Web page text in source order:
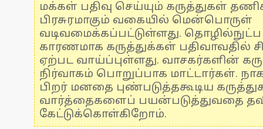
மக்கள் பதிவு செய்யும் கருத்துகள்
பிரசுரமாகும் வகையில் மென்பொருள்
வடிவமைக்கப்பட்டுள்ளது.
காரணமாக கருத்துக்கள் பதிவாவதில்
ஏற்பட வாய்ப்புள்ளது. வாசகர்களின்
நிர்வாகம் பொறுப்பாக மாட்டார்கள்.
பிறர் மனதை புண்படுத்தகூடிய
வார்த்தைகளைப் பயன்படுத்துவதை
கேட்டுக்கொள்கிறோம்.